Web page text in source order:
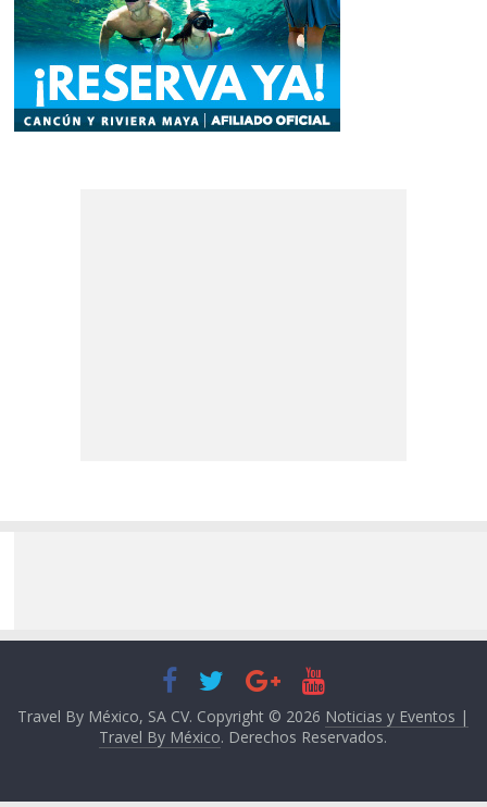
Travel By México, SA CV. Copyright © 2026 Noticias y Eventos |
Travel By México. Derechos Reservados.